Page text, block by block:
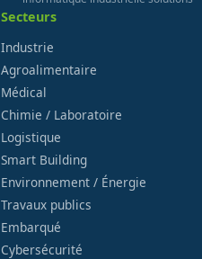
Secteurs
Industrie
Agroalimentaire
Médical
Chimie / Laboratoire
Logistique
Smart Building
Environnement / Énergie
Travaux publics
Embarqué
Cybersécurité